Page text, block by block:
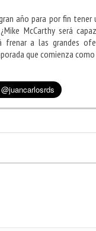
año para por fin tener
McCarthy será
a las grandes
que comienza